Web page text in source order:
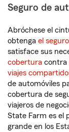
Seguro de
Abróchese el
obtenga el
satisface sus
cobertura contra
viajes
de automóviles
cobertura de
viajeros de
State Farm es el
grande en los